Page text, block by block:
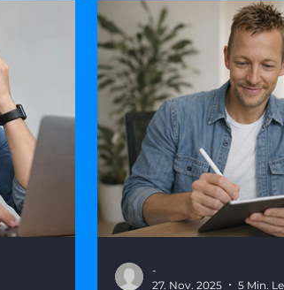
-
27. Nov. 2025
5 Min.